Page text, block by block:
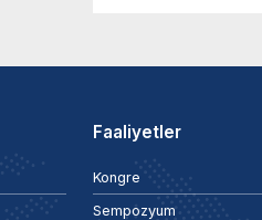
Faaliyetler
Kongre
Sempozyum